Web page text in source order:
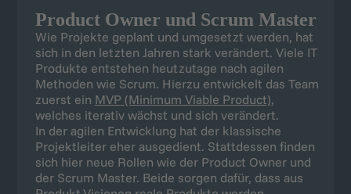
Projektleiter eher ausgedient. Stattdessen finden
sich hier neue Rollen wie der Product Owner und
der Scrum Master. Beide sorgen dafür, dass aus
Produkt-Visionen reale Produkte werden –
zusammen mit Programmierern, Designern und
anderen Spezialisten.
Wenn Sie Scrum Master oder Product Owner
werden möchten, müssen Sie sehr kommunikativ
und teamfähig sein. Warum? Sie arbeiten
tagtäglich mit vielen Menschen aus verschiedenen
Bereichen eng zusammen.